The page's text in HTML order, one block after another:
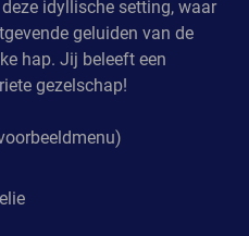
idyllische setting, waar
geluiden van de
hap. Jij beleeft een
gezelschap!